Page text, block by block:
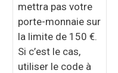
mettra pas votre
porte-monnaie sur
la limite de 150 €.
Si c’est le cas,
utiliser le code à